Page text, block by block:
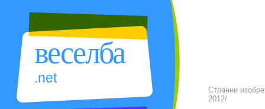
веселба
.net
Странни
2012/